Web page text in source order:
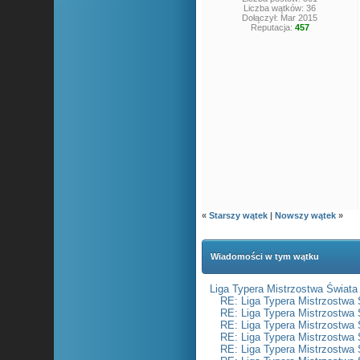
Liczba wątków: 36
Dołączył: Mar 2015
Reputacja: 457
«Starszy wątek |Nowszy wątek »
Wiadomości w tym wątku
Liga Typera Mistrzostwa Świata
RE: Liga Typera Mistrzostwa
RE: Liga Typera Mistrzostwa
RE: Liga Typera Mistrzostwa
RE: Liga Typera Mistrzostwa
RE: Liga Typera Mistrzostwa